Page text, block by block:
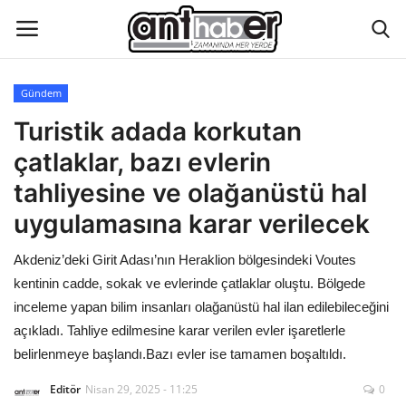
Künye
Eğitim
Aktüel Magazin
Hakkımızda
İletişim
Asayiş
Çevre
Gündem
Turistik adada korkutan
çatlaklar, bazı evlerin
tahliyesine ve olağanüstü hal
uygulamasına karar verilecek
Akdeniz’deki Girit Adası’nın Heraklion bölgesindeki Voutes
kentinin cadde, sokak ve evlerinde çatlaklar oluştu. Bölgede
inceleme yapan bilim insanları olağanüstü hal ilan edilebileceğini
açıkladı. Tahliye edilmesine karar verilen evler işaretlerle
belirlenmeye başlandı.Bazı evler ise tamamen boşaltıldı.
Editör Nisan 29, 2025 - 11:25 0